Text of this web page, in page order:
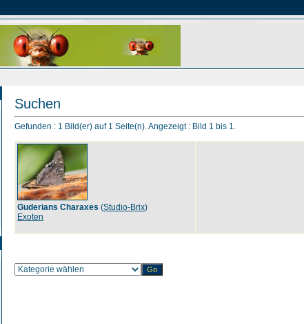
Suchen
Gefunden : 1 Bild(er) auf 1 Seite(n). Angezeigt : Bild 1 bis 1.
Guderians Charaxes (Studio-Brix)
Exoten